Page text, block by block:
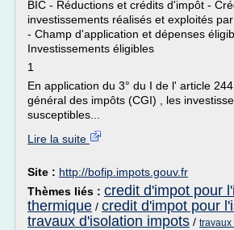
BIC - Réductions et crédits d'impôt -
investissements réalisés et exploités
- Champ d'application et dépenses
Investissements éligibles
1
En application du 3° du I de l' article
général des impôts (CGI) , les
susceptibles...
Lire la suite
Site : http://bofip.impots.gouv.fr
Thèmes liés : credit d'impot pour
thermique / credit d'impot pour
travaux d'isolation impots / travaux